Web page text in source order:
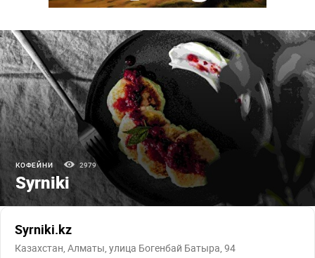
КОФЕЙНИ 2979
Syrniki
Syrniki.kz
Казахстан, Алматы, улица Богенбай Батыра, 94